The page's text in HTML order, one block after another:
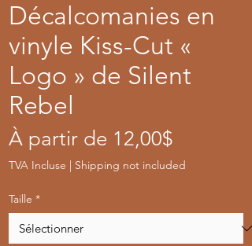
Décalcomanies en
vinyle Kiss-Cut «
Logo » de Silent
Rebel
À partir de 12,00$
TVA Incluse | Shipping not included
Taille *